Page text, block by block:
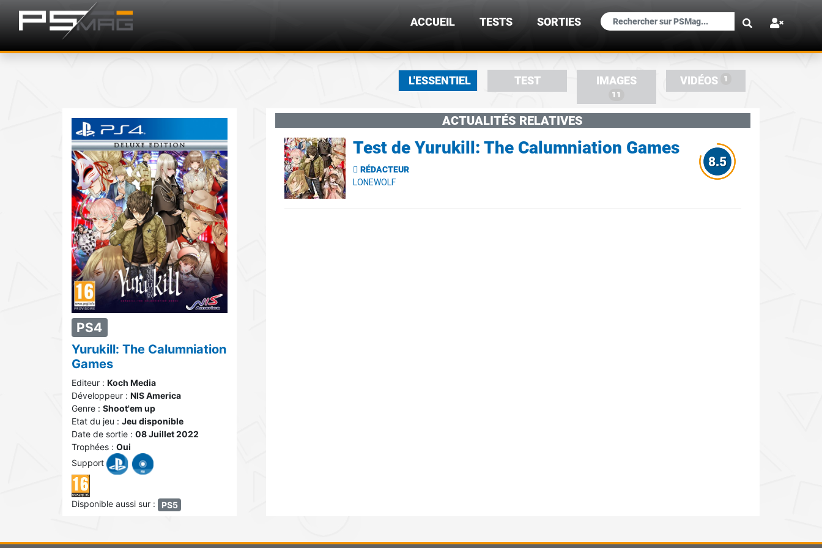
×
ACCUEIL TESTS SORTIES
L'ESSENTIEL TEST IMAGES
11
VIDÉOS 1
PS4
Yurukill: The Calumniation
Games
Editeur : Koch Media
Développeur : NIS America
Genre : Shoot'em up
Etat du jeu : Jeu disponible
Date de sortie : 08 Juillet 2022
Trophées : Oui
Support
Disponible aussi sur : PS5
ACTUALITÉS RELATIVES
Test de Yurukill: The Calumniation Games
RÉDACTEUR
LONEWOLF